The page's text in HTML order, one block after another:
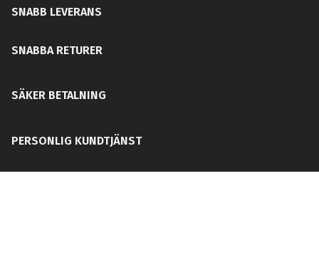
SNABB LEVERANS
SNABBA RETURER
SÄKER BETALNING
PERSONLIG KUNDTJÄNST